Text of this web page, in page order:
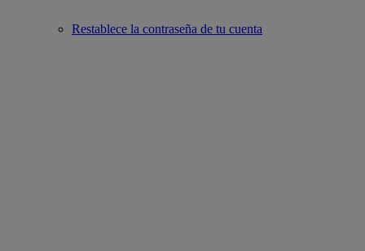
Restablece la contraseña de tu cuenta